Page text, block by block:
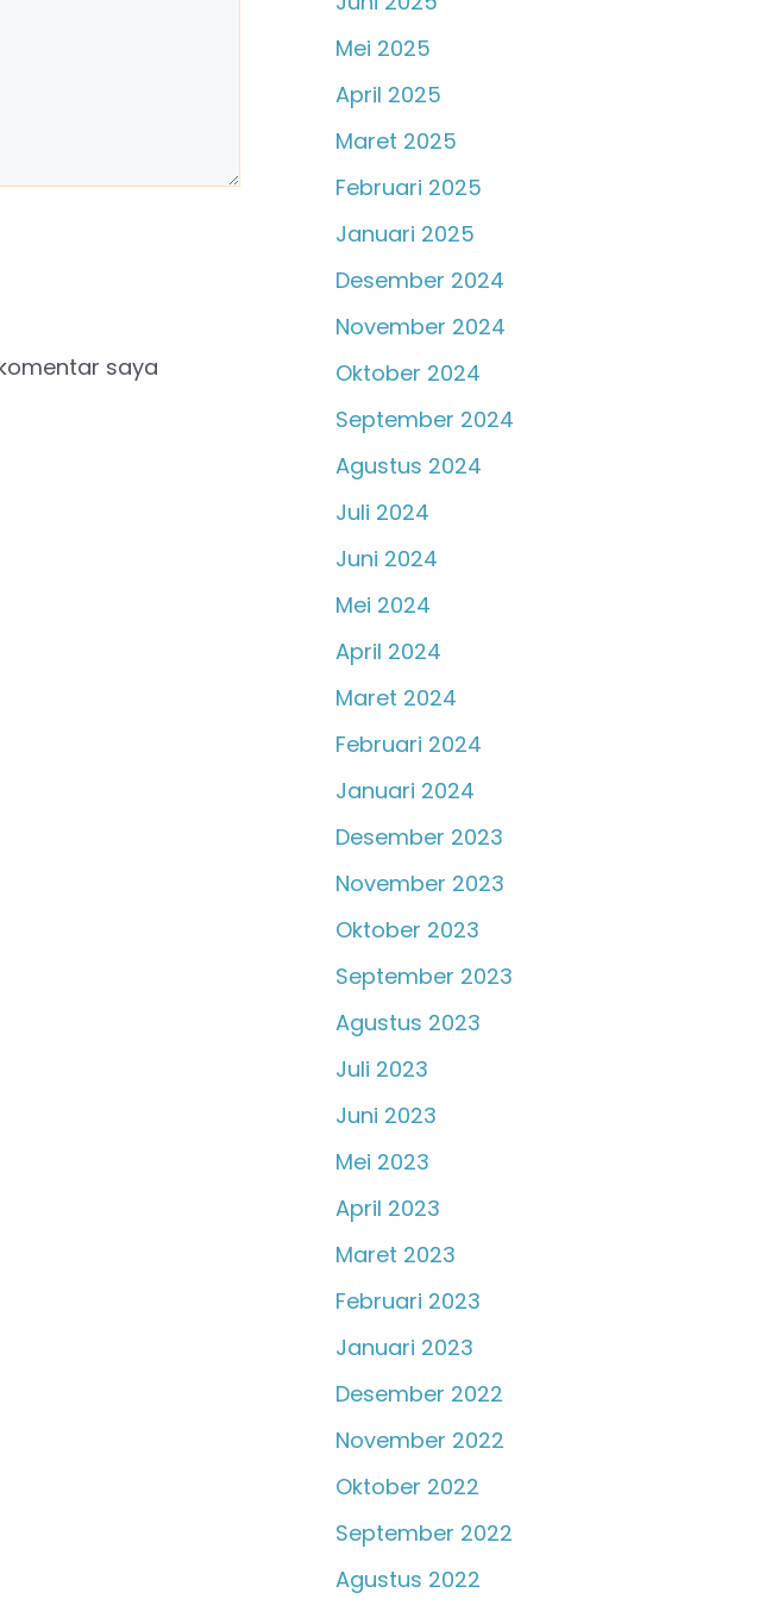
saya
Mei 2025
April 2025
Maret 2025
Februari 2025
Januari 2025
Desember 2024
November 2024
Oktober 2024
September 2024
Agustus 2024
Juli 2024
Juni 2024
Mei 2024
April 2024
Maret 2024
Februari 2024
Januari 2024
Desember 2023
November 2023
Oktober 2023
September 2023
Agustus 2023
Juli 2023
Juni 2023
Mei 2023
April 2023
Maret 2023
Februari 2023
Januari 2023
Desember 2022
November 2022
Oktober 2022
September 2022
Agustus 2022